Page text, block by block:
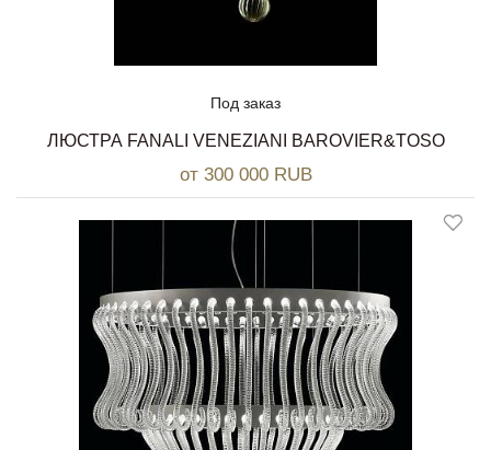
Под заказ
ЛЮСТРА FANALI VENEZIANI BAROVIER&TOSO
от 300 000 RUB